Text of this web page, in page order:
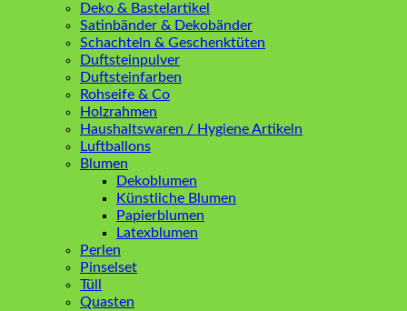
Deko & Bastelartikel
Satinbänder & Dekobänder
Schachteln & Geschenktüten
Duftsteinpulver
Duftsteinfarben
Rohseife & Co
Holzrahmen
Haushaltswaren / Hygiene Artikeln
Luftballons
Blumen
Dekoblumen
Künstliche Blumen
Papierblumen
Latexblumen
Perlen
Pinselset
Tüll
Quasten